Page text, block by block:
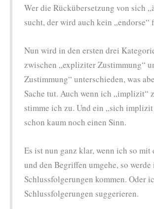
Wer die Rückübersetzung von sich
sucht, der wird auch kein „endorse“
Nun wird in den ersten drei
zwischen „expliziter Zustimmung“
Zustimmung“ unterschieden, was
Sache tut. Auch wenn ich „implizit“
stimme ich zu. Und ein „sich
schon kaum noch einen Sinn.
Es ist nun ganz klar, wenn ich so mit
und den Begriffen umgehe, so
Schlussfolgerungen kommen. Oder
Schlussfolgerungen suggerieren.